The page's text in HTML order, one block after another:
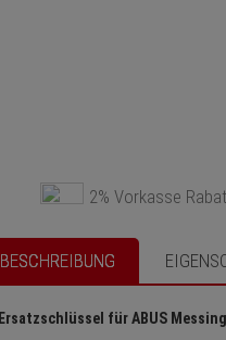
2% Vorkasse
BESCHREIBUNG
Ersatzschlüssel für ABUS